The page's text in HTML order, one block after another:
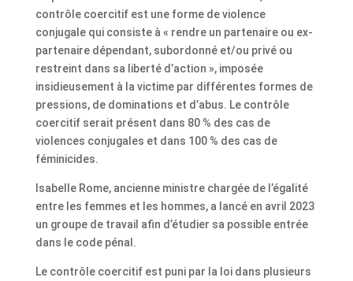
contrôle coercitif est une forme de violence
conjugale qui consiste à « rendre un partenaire ou ex-
partenaire dépendant, subordonné et/ou privé ou
restreint dans sa liberté d’action », imposée
insidieusement à la victime par différentes formes de
pressions, de dominations et d’abus. Le contrôle
coercitif serait présent dans 80 % des cas de
violences conjugales et dans 100 % des cas de
féminicides.
Isabelle Rome, ancienne ministre chargée de l’égalité
entre les femmes et les hommes, a lancé en avril 2023
un groupe de travail afin d’étudier sa possible entrée
dans le code pénal.
Le contrôle coercitif est puni par la loi dans plusieurs